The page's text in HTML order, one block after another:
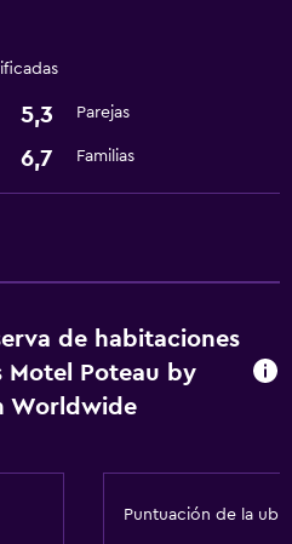
5,3 Parejas
6,7 Familias
de habitaciones
Motel Poteau by
Worldwide
Puntuación de la